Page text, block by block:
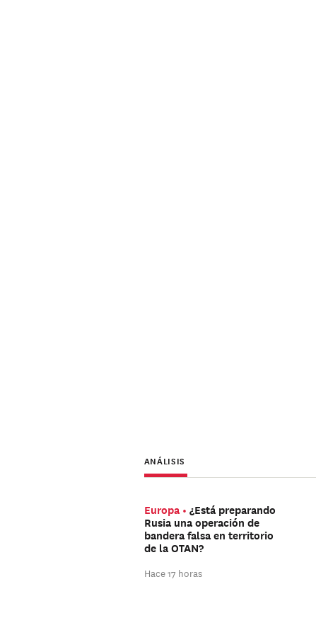
ANÁLISIS
Europa
¿Está preparando
Rusia una operación de
bandera falsa en territorio
de la OTAN?
Hace 17 horas